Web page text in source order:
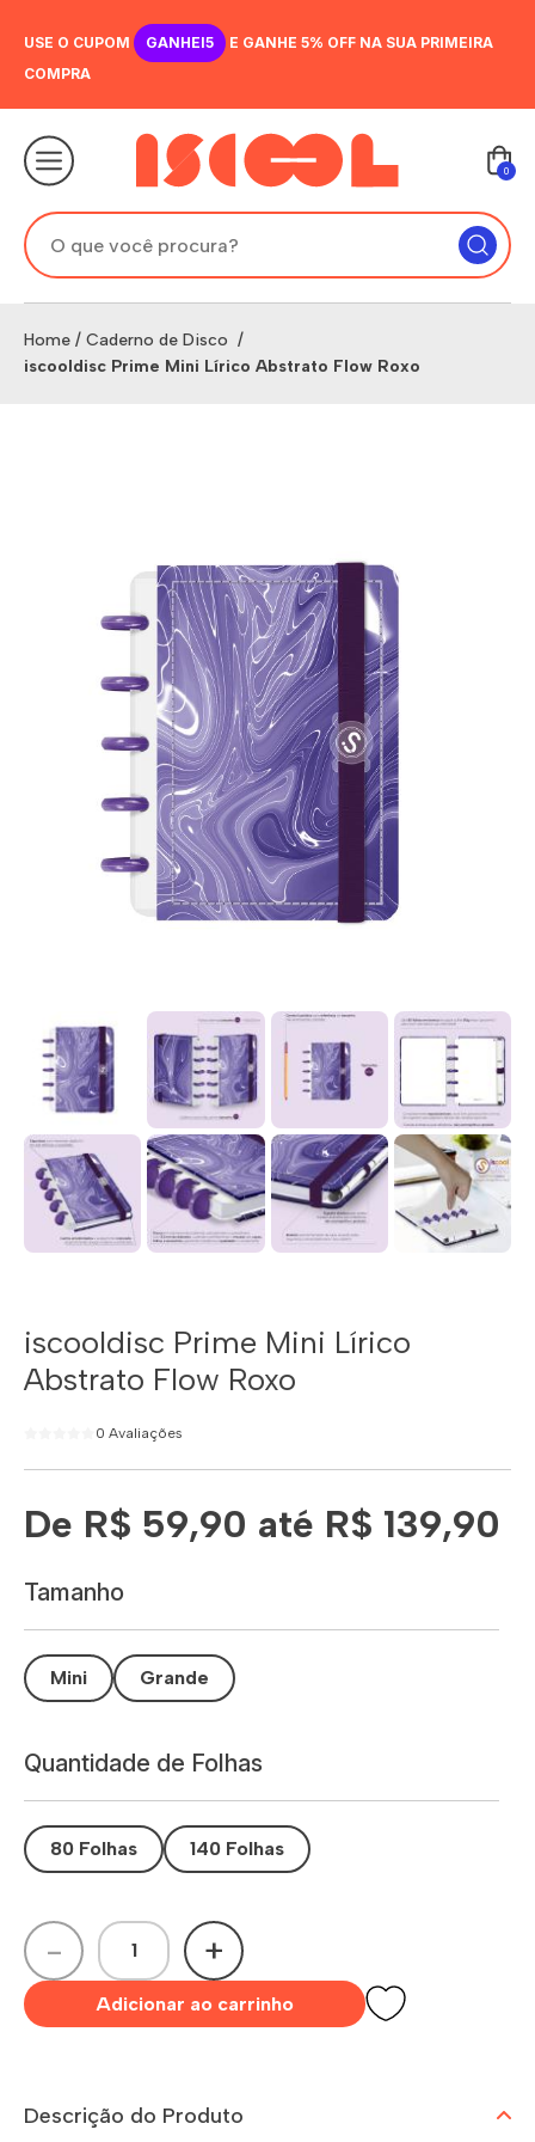
USE O CUPOM GANHEI5
E GANHE 5% OFF NA SUA PRIMEIRA
COMPRA
0
Home / Caderno de Disco /
iscooldisc Prime Mini Lírico Abstrato Flow Roxo
iscooldisc Prime Mini Lírico
Abstrato Flow Roxo
0 Avaliações
De R$ 59,90 até R$ 139,90
Tamanho
Mini Grande
Quantidade de Folhas
80 Folhas 140 Folhas
- +
Adicionar ao carrinho
Descrição do Produto